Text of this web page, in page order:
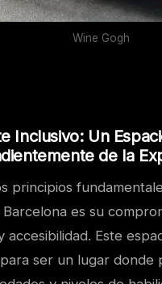
Wine Gogh
Inclusivo: Un
de la
principios
es su
accesibilidad. Este
ser un lugar donde